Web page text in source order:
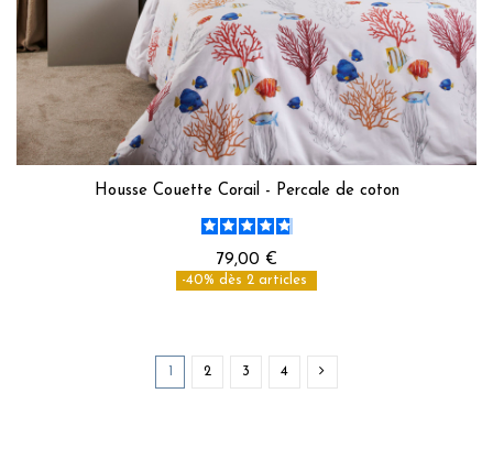
Housse Couette Corail - Percale de coton
79,00 €
-40% dès 2 articles
2 3 4